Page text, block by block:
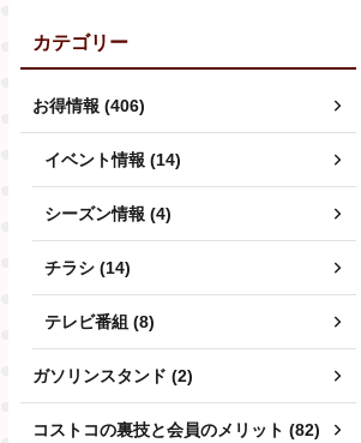
カテゴリー
お得情報 (406)
イベント情報 (14)
シーズン情報 (4)
チラシ (14)
テレビ番組 (8)
ガソリンスタンド (2)
コストコの裏技と会員のメリット (82)